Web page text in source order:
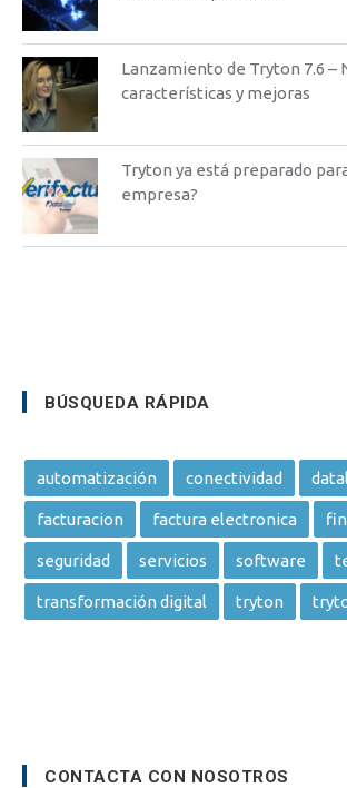
Lanzamiento de Tryton 7.6 –
características y mejoras
Tryton ya está preparado
empresa?
BÚSQUEDA RÁPIDA
automatización conectividad
facturacion factura electronica
seguridad servicios software
transformación digital tryton
CONTACTA CON NOSOTROS